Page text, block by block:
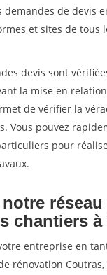
demandes de devis
et sites de tous
devis sont
la mise en
de vérifier la
Vous pouvez
pour
chantiers à
entreprise en
rénovation